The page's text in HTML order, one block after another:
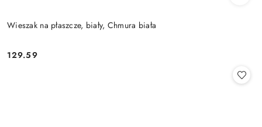
Wieszak na płaszcze, biały, Chmura biała
Cena:
129.59